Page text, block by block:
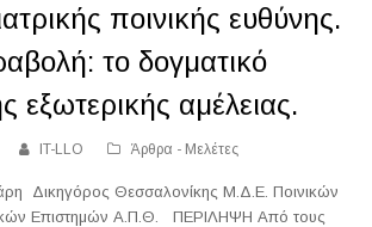
ποινικής ευθύνης.
το δογματικό
εξωτερικής αμέλειας.
IT-LLO Άρθρα - Μελέτες
Δικηγόρος Θεσσαλονίκης Μ.Δ.Ε. Ποινικών
Επιστημών Α.Π.Θ. ΠΕΡΙΛΗΨΗ Από τους